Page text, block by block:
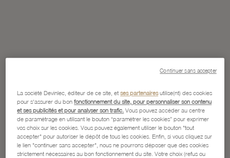
La société Devinlec, éditeur de ce site, etses partenairesutilise(nt) des cookies
pour s'assurer du bonfonctionnement du site, pour personnaliser son contenu
et ses publicités et pour analyser son trafic. Vous pouvez accéder au centre
de paramétrage en utilisant le bouton “paramétrer les cookies” pour exprimer
vos choix sur les cookies. Vous pouvez également utiliser le bouton "tout
accepter" pour autoriser le dépôt de tous les cookies. Enfin, si vous cliquez sur
le lien "continuer sans accepter", nous ne pourrons déposer que des cookies
strictement nécessaires au bon fonctionnement du site. Votre choix (refus ou
Continuer sans accepter